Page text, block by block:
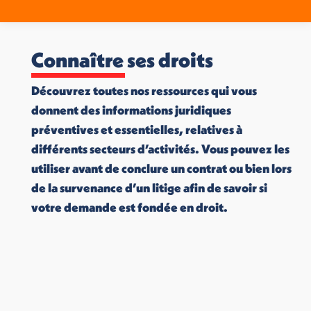
Connaître ses droits
Découvrez toutes nos ressources qui vous
donnent des informations juridiques
préventives et essentielles, relatives à
différents secteurs d’activités. Vous pouvez les
utiliser avant de conclure un contrat ou bien lors
de la survenance d’un litige afin de savoir si
votre demande est fondée en droit.